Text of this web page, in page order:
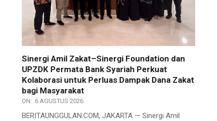
Sinergi Amil Zakat–Sinergi Foundation dan
UPZDK Permata Bank Syariah Perkuat
Kolaborasi untuk Perluas Dampak Dana Zakat
bagi Masyarakat
ON: 6 AGUSTUS 2026
BERITAUNGGULAN.COM, JAKARTA — Sinergi Amil